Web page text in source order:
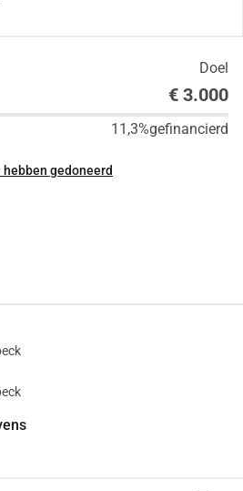
Doel
€ 3.000
11,3%gefinancierd
hebben gedoneerd